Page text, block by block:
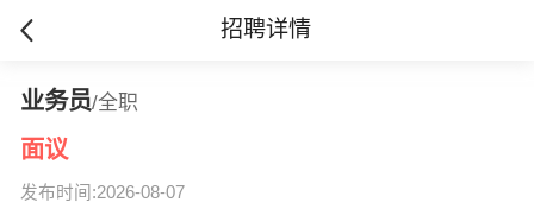
招聘详情
业务员/全职
面议
发布时间:2026-08-07